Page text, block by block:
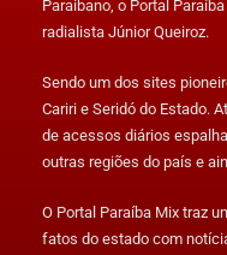
Paraibano, o Portal
radialista Júnior Queiroz.
Sendo um dos sites
Cariri e Seridó do Estado.
de acessos diários
outras regiões do país e
O Portal Paraíba Mix traz
fatos do estado com